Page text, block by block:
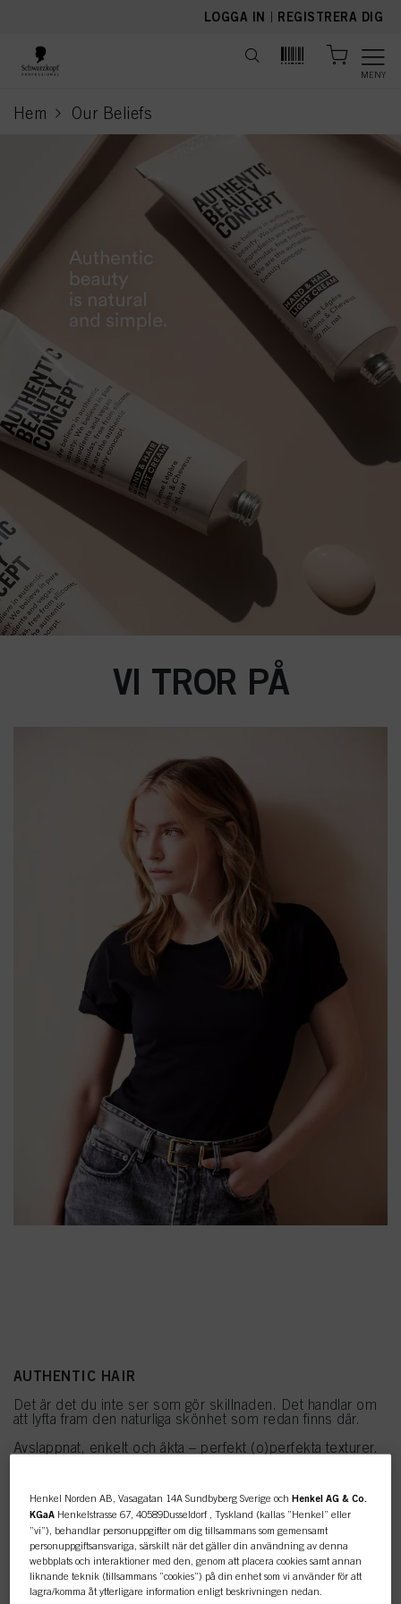
LOGGA IN | REGISTRERA DIG
MENY
Hem Our Beliefs
current page
VI TROR PÅ
AUTHENTIC HAIR
Det är det du inte ser som gör skillnaden. Det handlar om
att lyfta fram den naturliga skönhet som redan finns där.
Avslappnat, enkelt och äkta – perfekt (o)perfekta texturer.
Henkel Norden AB, Vasagatan 14A Sundbyberg Sverige ochHenkel AG & Co.
KGaA Henkelstrasse 67, 40589Dusseldorf , Tyskland (kallas ”Henkel” eller
”vi”), behandlar personuppgifter om dig tillsammans som gemensamt
personuppgiftsansvariga, särskilt när det gäller din användning av denna
webbplats och interaktioner med den, genom att placera cookies samt annan
liknande teknik (tillsammans ”cookies”) på din enhet som vi använder för att
lagra/komma åt ytterligare information enligt beskrivningen nedan.